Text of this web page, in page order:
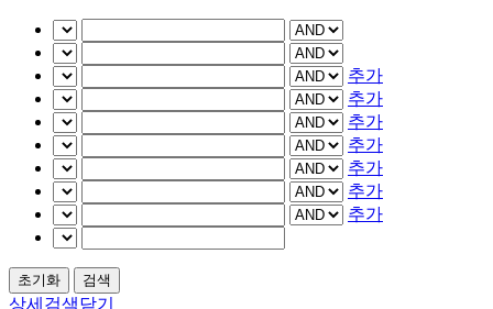
추가
추가
추가
추가
추가
추가
추가
상세검색닫기